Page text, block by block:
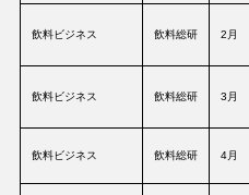
飲料ビジネス 飲料総研 2月
飲料ビジネス 飲料総研 3月
飲料ビジネス 飲料総研 4月